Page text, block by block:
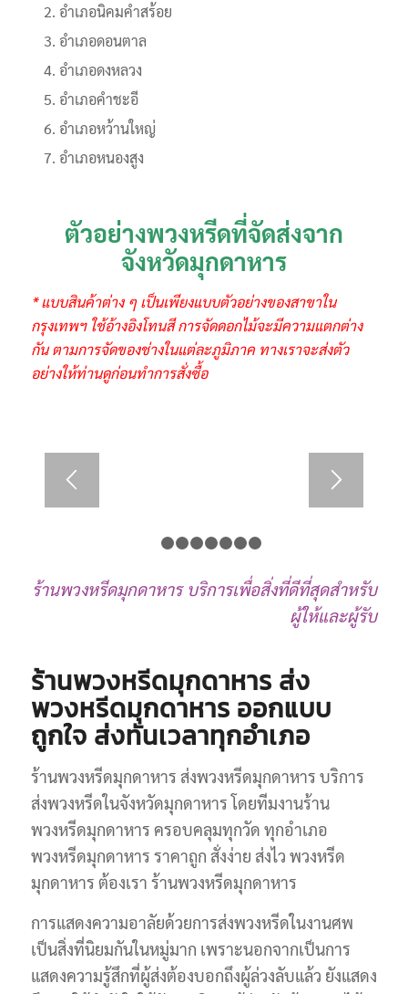
อำเภอนิคมคำสร้อย
อำเภอดอนตาล
อำเภอดงหลวง
อำเภอคำชะอี
อำเภอหว้านใหญ่
อำเภอหนองสูง
ตัวอย่างพวงหรีดที่จัดส่งจาก
จังหวัดมุกดาหาร
* แบบสินค้าต่าง ๆ เป็นเพียงแบบตัวอย่างของสาขาใน
กรุงเทพฯ ใช้อ้างอิงโทนสี การจัดดอกไม้จะมีความแตกต่าง
กัน ตามการจัดของช่างในแต่ละภูมิภาค ทางเราจะส่งตัว
อย่างให้ท่านดูก่อนทำการสั่งซื้อ
1 2
ร้านพวงหรีดมุกดาหาร บริการเพื่อสิ่งที่ดีที่สุดสำหรับ
ผู้ให้และผู้รับ
ร้านพวงหรีดมุกดาหาร ส่ง
พวงหรีดมุกดาหาร ออกแบบ
ถูกใจ ส่งทันเวลาทุกอำเภอ
ร้านพวงหรีดมุกดาหาร ส่งพวงหรีดมุกดาหาร บริการ
ส่งพวงหรีดในจังหวัดมุกดาหาร โดยทีมงานร้าน
พวงหรีดมุกดาหาร ครอบคลุมทุกวัด ทุกอำเภอ
พวงหรีดมุกดาหาร ราคาถูก สั่งง่าย ส่งไว พวงหรีด
มุกดาหาร ต้องเรา ร้านพวงหรีดมุกดาหาร
การแสดงความอาลัยด้วยการส่งพวงหรีดในงานศพ
เป็นสิ่งที่นิยมกันในหมู่มาก เพราะนอกจากเป็นการ
แสดงความรู้สึกที่ผู้ส่งต้องบอกถึงผู้ล่วงลับแล้ว ยังแสดง